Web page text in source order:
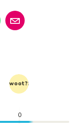
woot?!
0